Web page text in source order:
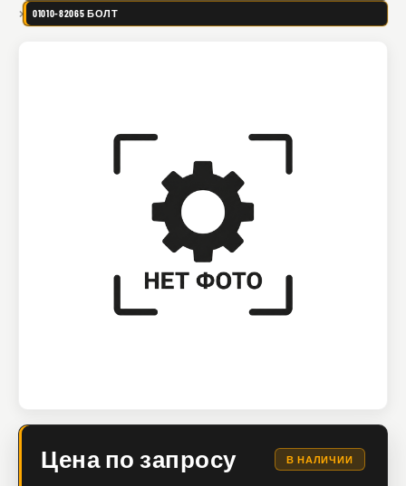
01010-82065 БОЛТ
Цена по запросу В НАЛИЧИИ